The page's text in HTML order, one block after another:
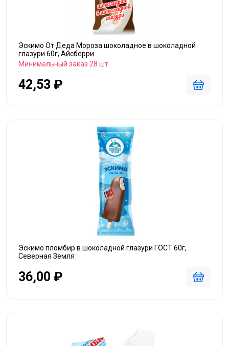
Эскимо От Деда Мороза шоколадное в шоколадной
глазури 60г, Айсберри
Минимальный заказ 28 шт.
42,53 ₽
Эскимо пломбир в шоколадной глазури ГОСТ 60г,
Северная Земля
36,00 ₽